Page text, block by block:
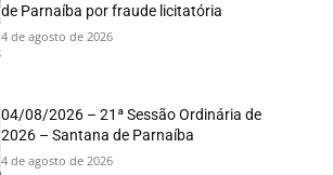
de Parnaíba por fraude licitatória
4 de agosto de 2026
04/08/2026 – 21ª Sessão Ordinária de
2026 – Santana de Parnaíba
4 de agosto de 2026